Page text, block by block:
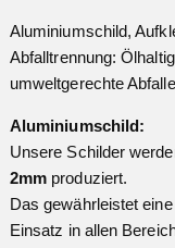
Aluminiumschild,
Abfalltrennung:
umweltgerechte
Aluminiumschild:
Unsere Schilder
2mm produziert.
Das gewährleistet
Einsatz in allen